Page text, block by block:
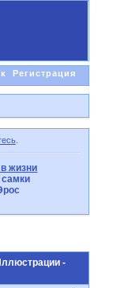
Регистрация
.
в жизни
самки
-